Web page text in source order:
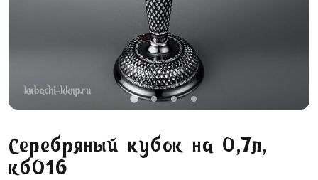
Серебряный кубок на 0,7л,
кб016